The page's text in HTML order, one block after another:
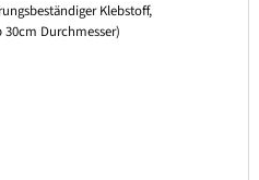
Klebstoff,
30cm Durchmesser)